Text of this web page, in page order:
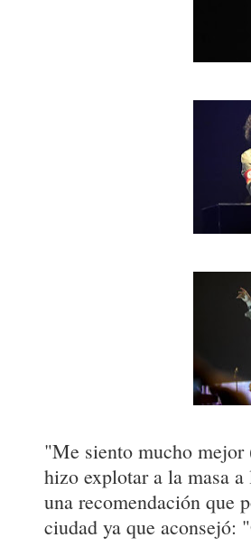
"Me siento mucho
hizo explotar a la masa
una recomendación que
ciudad ya que aconsejó: